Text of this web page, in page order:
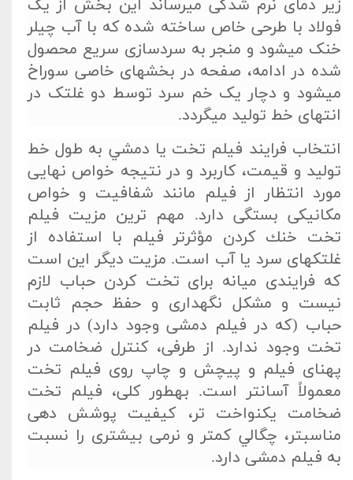
زیر دمای نرم­ شدگی می­رساند این بخش از یک
فولاد با طرحی خاص ساخته شده که با آب چیلر
خنک می­شود و منجر به سردسازی سریع محصول
شده در ادامه، صفحه در بخش­های خاصی سوراخ
می­شود و دچار یک خم سرد توسط دو غلتک در
انتهای خط تولید می­گردد.
انتخاب فرايند فيلم تخت يا دمشي به طول خط
توليد و قيمت، كاربرد و در نتيجه خواص نهايی
مورد انتظار از فيلم مانند شفافيت و خواص
مكانيكی بستگی دارد. مهم ترين مزيت فيلم
تخت خنك كردن مؤثرتر فيلم با استفاده از
غلتكهای سرد يا آب است. مزيت ديگر اين است
كه فرايندی ميانه برای تخت كردن حباب لازم
نيست و مشكل نگهداری و حفظ حجم ثابت
حباب (كه در فيلم دمشی وجود دارد) در فيلم
تخت وجود ندارد. از طرفی، كنترل ضخامت در
پهنای فيلم و پيچش و چاپ روی فيلم تخت
معمولاً آسان­تر است. بهطور كلی، فيلم تخت
ضخامت يكنواخت تر، كيفيت پوشش دهی
مناسبتر، چگالي كمتر و نرمی بيشتری را نسبت
به فيلم دمشی دارد.